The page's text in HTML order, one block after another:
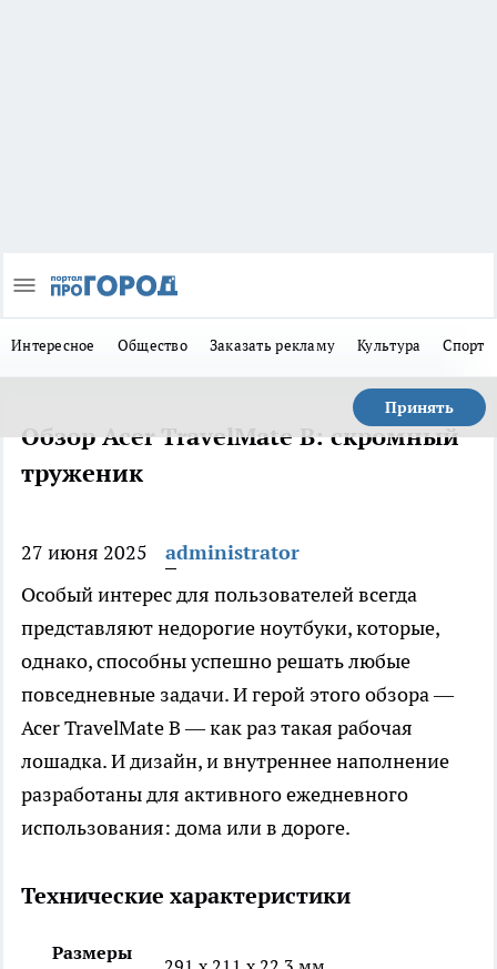
Интересное Общество Заказать рекламу Культура Спорт
Принять
Обзор Acer TravelMate B: скромный
труженик
27 июня 2025
administrator
Особый интерес для пользователей всегда
представляют недорогие ноутбуки, которые,
однако, способны успешно решать любые
повседневные задачи. И герой этого обзора —
Acer TravelMate B — как раз такая рабочая
лошадка. И дизайн, и внутреннее наполнение
разработаны для активного ежедневного
использования: дома или в дороге.
Технические характеристики
Размеры